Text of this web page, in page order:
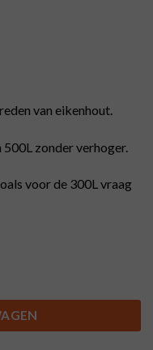
van eikenhout.
zonder verhoger.
voor de 300L vraag